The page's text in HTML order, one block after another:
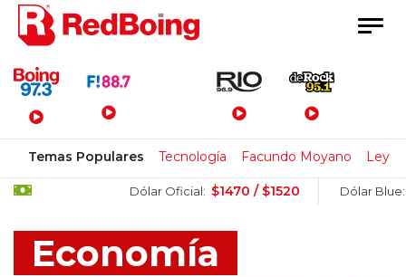
Menú Principal
Temas Populares Tecnología Facundo Moyano Ley
Dólar Oficial: $1470 / $1520 Dólar Blue: $1510 /
Economía